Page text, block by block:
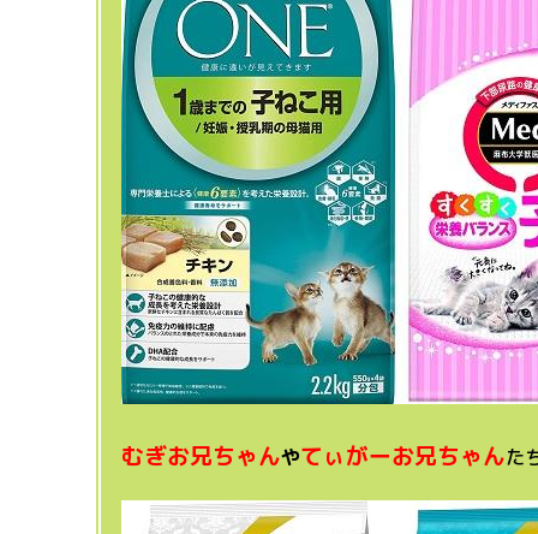
むぎお兄ちゃんやてぃがーお兄ちゃんた